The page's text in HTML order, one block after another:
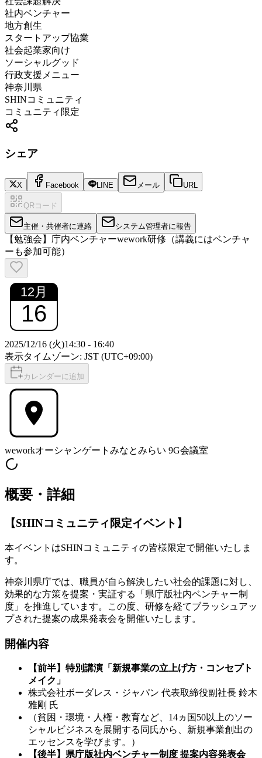
社内ベンチャー
地方創生
スタートアップ協業
社会起業家向け
ソーシャルグッド
行政支援メニュー
神奈川県
SHINコミュニティ
コミュニティ限定
シェア
X Facebook LINE メール URL
QRコード
主催・共催者に連絡 システム管理者に報告
【勉強会】庁内ベンチャーwework研修（講義にはベンチャ
ーも参加可能）
12月
16
2025/12/16 (火)14:30 - 16:40
表示タイムゾーン: JST (UTC+09:00)
カレンダーに追加
weworkオーシャンゲートみなとみらい 9G会議室
概要・詳細
【SHINコミュニティ限定イベント】
本イベントはSHINコミュニティの皆様限定で開催いたしま
す。
神奈川県庁では、職員が自ら解決したい社会的課題に対し、
効果的な方策を提案・実証する「県庁版社内ベンチャー制
度」を推進しています。この度、研修を経てブラッシュアッ
プされた提案の成果発表会を開催いたします。
開催内容
【前半】特別講演「新規事業の立上げ方・コンセプト
メイク」
株式会社ボーダレス・ジャパン 代表取締役副社長 鈴木
雅剛 氏
（貧困・環境・人権・教育など、14ヵ国50以上のソー
シャルビジネスを展開する同氏から、新規事業創出の
エッセンスを学びます。）
【後半】県庁版社内ベンチャー制度 提案内容発表会